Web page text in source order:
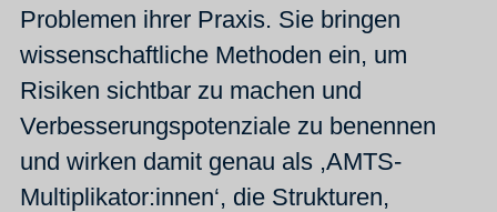
Problemen ihrer Praxis. Sie bringen
wissenschaftliche Methoden ein, um
Risiken sichtbar zu machen und
Verbesserungspotenziale zu benennen
und wirken damit genau als ,AMTS-
Multiplikator:innen‘, die Strukturen,